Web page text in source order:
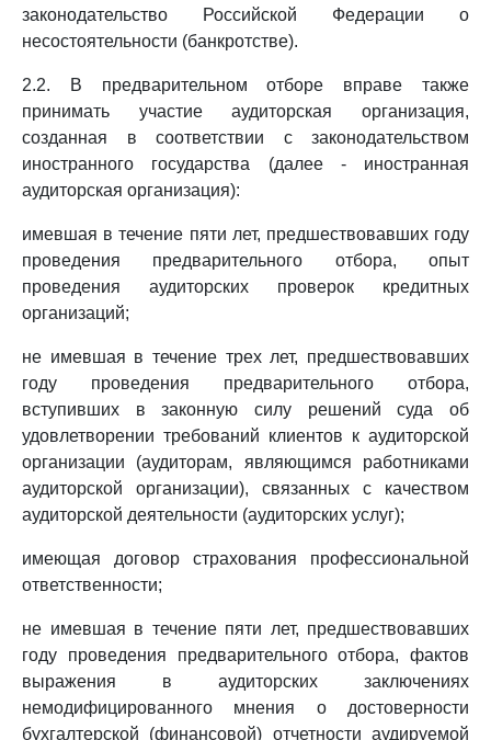
законодательство Российской Федерации о
несостоятельности (банкротстве).
2.2. В предварительном отборе вправе также
принимать участие аудиторская организация,
созданная в соответствии с законодательством
иностранного государства (далее - иностранная
аудиторская организация):
имевшая в течение пяти лет, предшествовавших году
проведения предварительного отбора, опыт
проведения аудиторских проверок кредитных
организаций;
не имевшая в течение трех лет, предшествовавших
году проведения предварительного отбора,
вступивших в законную силу решений суда об
удовлетворении требований клиентов к аудиторской
организации (аудиторам, являющимся работниками
аудиторской организации), связанных с качеством
аудиторской деятельности (аудиторских услуг);
имеющая договор страхования профессиональной
ответственности;
не имевшая в течение пяти лет, предшествовавших
году проведения предварительного отбора, фактов
выражения в аудиторских заключениях
немодифицированного мнения о достоверности
бухгалтерской (финансовой) отчетности аудируемой